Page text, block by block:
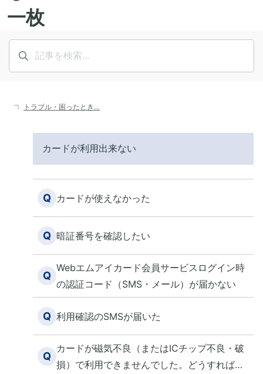
トラブル・困ったとき…
カードが利用出来ない
Q カードが使えなかった
Q 暗証番号を確認したい
Q
Webエムアイカード会員サービスログイン時
の認証コード（SMS・メール）が届かない
Q 利用確認のSMSが届いた
Q
カードが磁気不良（またはICチップ不良・破
損）で利用できませんでした。どうすればよ